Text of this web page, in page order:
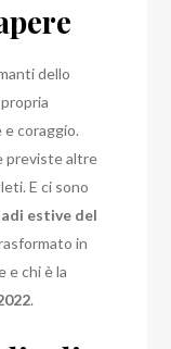
dello
coraggio.
previste altre
E ci sono
estive del
in
e chi è la
.